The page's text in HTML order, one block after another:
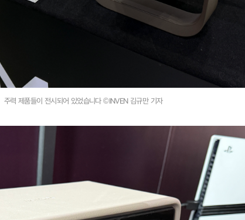
주력 제품들이 전시되어 있었습니다 ©INVEN 김규만 기자